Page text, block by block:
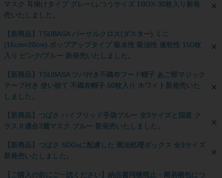
マスク 耳掛けタイプ グレー/ふつうサイズ 1BOX-30枚入り新発
売いたしました。
【新商品】TSUBASA バーサルクロス(ダスター) ミニ
(16cm×20cm) ポップアップタイプ 吸水性 吸油性 速乾性 150枚
入り ピンク/ブルー 新発売いたしました。
【新商品】TSUBASA ツバ付き不織布フード帽子 あご部マジック
テープ付き 使い捨て 不織布帽子 50枚入り ホワイト新発売いた
しました。
【新商品】つばさ ハイブリッド手袋ブルー 全3サイズと国産 ク
ラスⅡ適合3層マスク ブルー 新発売いたしました。
【新商品】つばさ SDGsに配慮した 廃油処理ボックス 全3サイズ
新発売いたしました。
【ご購入の前にご一読ください】納品書同梱廃止・簡易梱包につ